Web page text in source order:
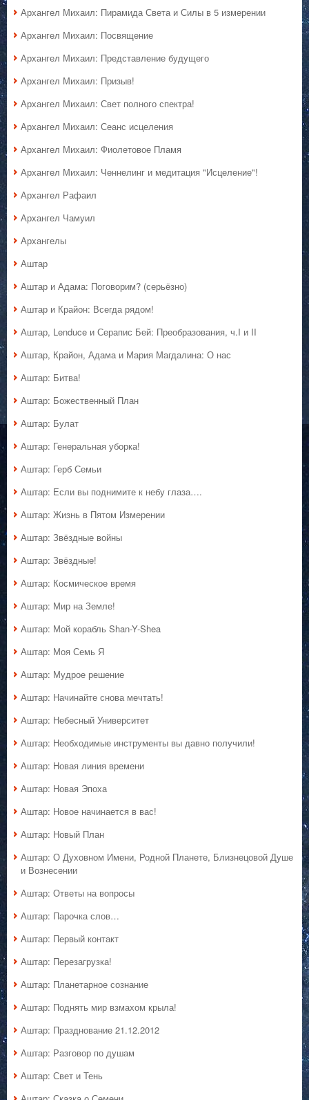
Архангел Михаил: Пирамида Света и Силы в 5 измерении
Архангел Михаил: Посвящение
Архангел Михаил: Представление будущего
Архангел Михаил: Призыв!
Архангел Михаил: Свет полного спектра!
Архангел Михаил: Сеанс исцеления
Архангел Михаил: Фиолетовое Пламя
Архангел Михаил: Ченнелинг и медитация "Исцеление"!
Архангел Рафаил
Архангел Чамуил
Архангелы
Аштар
Аштар и Адама: Поговорим? (серьёзно)
Аштар и Крайон: Всегда рядом!
Аштар, Lenduce и Серапис Бей: Преобразования, ч.I и II
Аштар, Крайон, Адама и Мария Магдалина: О нас
Аштар: Битва!
Аштар: Божественный План
Аштар: Булат
Аштар: Генеральная уборка!
Аштар: Герб Семьи
Аштар: Если вы поднимите к небу глаза….
Аштар: Жизнь в Пятом Измерении
Аштар: Звёздные войны
Аштар: Звёздные!
Аштар: Космическое время
Аштар: Мир на Земле!
Аштар: Мой корабль Shan-Y-Shea
Аштар: Моя Семь Я
Аштар: Мудрое решение
Аштар: Начинайте снова мечтать!
Аштар: Небесный Университет
Аштар: Необходимые инструменты вы давно получили!
Аштар: Новая линия времени
Аштар: Новая Эпоха
Аштар: Новое начинается в вас!
Аштар: Новый План
Аштар: О Духовном Имени, Родной Планете, Близнецовой Душе
и Вознесении
Аштар: Ответы на вопросы
Аштар: Парочка слов…
Аштар: Первый контакт
Аштар: Перезагрузка!
Аштар: Планетарное сознание
Аштар: Поднять мир взмахом крыла!
Аштар: Празднование 21.12.2012
Аштар: Разговор по душам
Аштар: Свет и Тень